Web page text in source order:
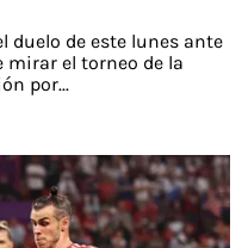
duelo de este lunes ante
mirar el torneo de la
por...